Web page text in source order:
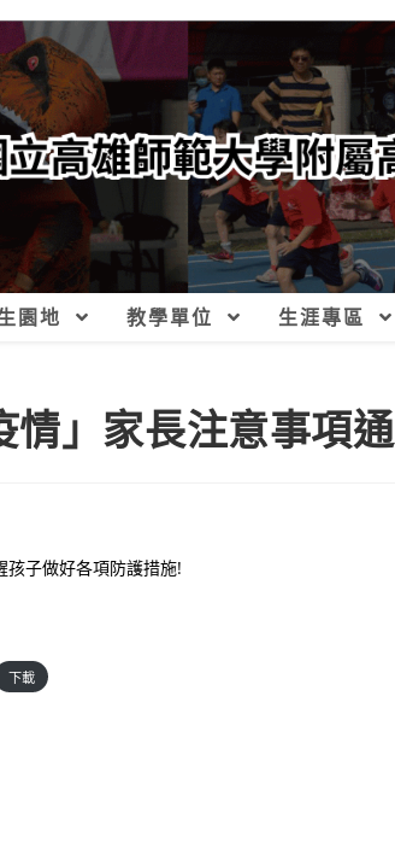
園地 教學單位 生涯專區
情」家長注意事項
孩子做好各項防護措施!
下載